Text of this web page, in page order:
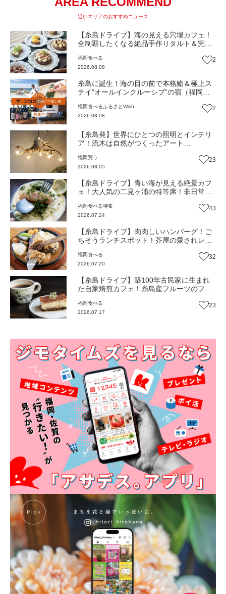
近いエリアのおすすめニュース
【糸島ドライブ】海の見える穴場カフェ！
全制覇したくなる絶品手作りタルト＆完全
ら糸島』（福岡・糸島市）【まち歩き】
福岡食べる
2026.08.08
2
糸島に誕生！海の目の前で本格鮨＆極上ス
テイ“オールインクルーシブ”の宿（福岡・
福岡食べる ふるさとWish
2026.08.08
2
【糸島発】世界にひとつの照明とインテリ
ア！流木は自然がつくったアート
ち歩き】
福岡 買う
2026.08.05
23
【糸島ドライブ】青い海が見える絶景カフ
ェ！大人気の二見ヶ浦の特等席！非日常体
岡市西区）【まち歩き】
福岡食べる特集
2026.07.24
43
【糸島ドライブ】肉肉しいハンバーグ！ご
ちそうランチスポット！芥屋の愛されレス
【まち歩き】
福岡食べる
2026.07.20
32
【糸島ドライブ】築100年古民家に生まれ
た自家焙煎カフェ！糸島産フルーツのフレ
予定より20年早く始めた糸島珈琲物語『喫
茶楽峰』（福岡・糸島市）【まち歩き】
福岡食べる
2026.07.17
23